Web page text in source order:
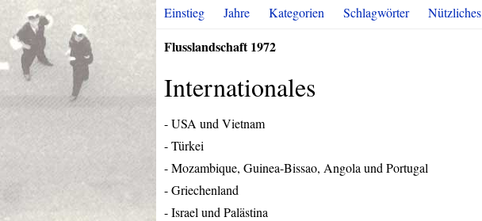
Einstieg Jahre Kategorien Schlagwörter Nützliches
Flusslandschaft 1972
Internationales
-USA und Vietnam
- Türkei
- Mozambique, Guinea-Bissao, Angola und Portugal
- Griechenland
- Israel und Palästina